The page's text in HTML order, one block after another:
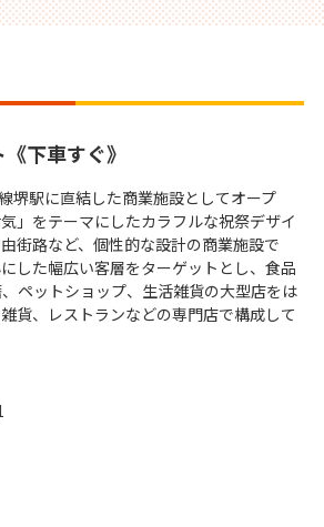
下車すぐ》
堺駅に直結した商業施設としてオープ
」をテーマにしたカラフルな祝祭デザイ
街路など、個性的な設計の商業施設で
した幅広い客層をターゲットとし、食品
ペットショップ、生活雑貨の大型店をは
貨、レストランなどの専門店で構成して